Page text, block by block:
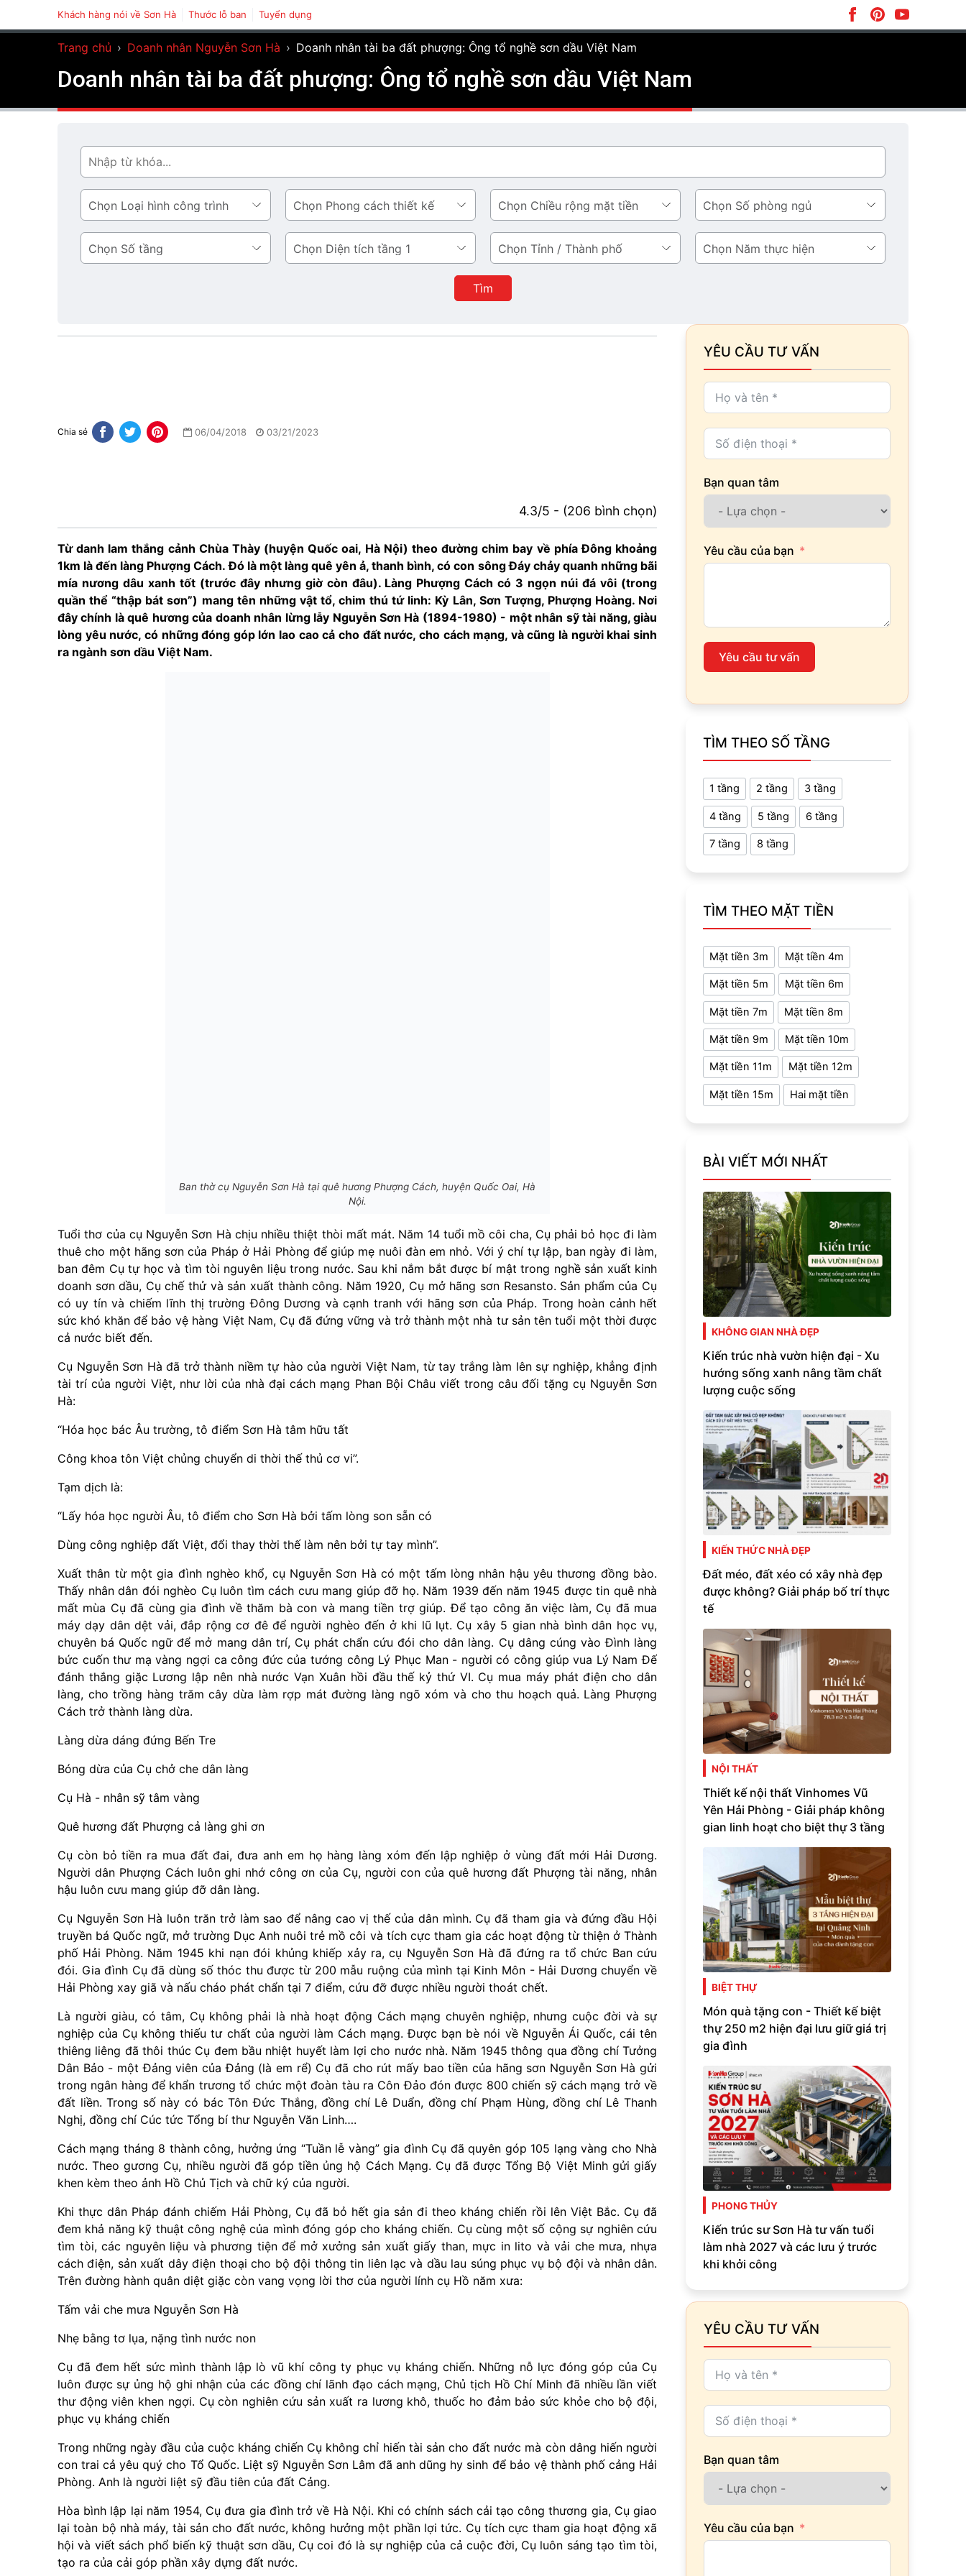
Khách hàng nói về Sơn Hà Thước lỗ ban Tuyển dụng
Trang chủ › Doanh nhân Nguyễn Sơn Hà › Doanh nhân tài ba đất phượng: Ông tổ nghề sơn dầu Việt Nam
Doanh nhân tài ba đất phượng: Ông tổ nghề sơn dầu Việt Nam
Tìm
Loại
hình
công
trình
Phong
cách
thiết
kế
Chiều
rộng
mặt
tiền
Số
phòng
ngủ
Số
tầng
Diện
tích
Tỉnh
/
Thành
phố
Năm
thực
Tìm
Chia sẻ 06/04/2018 03/21/2023
4.3/5 - (206 bình chọn)
Từ danh lam thắng cảnh Chùa Thày (huyện Quốc oai, Hà Nội) theo đường chim bay về phía Đông khoảng
1km là đến làng Phượng Cách. Đó là một làng quê yên ả, thanh bình, có con sông Đáy chảy quanh những bãi
mía nương dâu xanh tốt (trước đây nhưng giờ còn đâu). Làng Phượng Cách có 3 ngọn núi đá vôi (trong
quần thể “thập bát sơn”) mang tên những vật tổ, chim thú tứ linh: Kỳ Lân, Sơn Tượng, Phượng Hoàng. Nơi
đây chính là quê hương của doanh nhân lừng lẫy Nguyễn Sơn Hà (1894-1980) - một nhân sỹ tài năng, giàu
lòng yêu nước, có những đóng góp lớn lao cao cả cho đất nước, cho cách mạng, và cũng là người khai sinh
ra ngành sơn dầu Việt Nam.
Ban thờ cụ Nguyễn Sơn Hà tại quê hương Phượng Cách, huyện Quốc Oai, Hà
Nội.
Tuổi thơ của cụ Nguyễn Sơn Hà chịu nhiều thiệt thòi mất mát. Năm 14 tuổi mồ côi cha, Cụ phải bỏ học đi làm
thuê cho một hãng sơn của Pháp ở Hải Phòng để giúp mẹ nuôi đàn em nhỏ. Với ý chí tự lập, ban ngày đi làm,
ban đêm Cụ tự học và tìm tòi nguyên liệu trong nước. Sau khi nắm bắt được bí mật trong nghề sản xuất kinh
doanh sơn dầu, Cụ chế thử và sản xuất thành công. Năm 1920, Cụ mở hãng sơn Resansto. Sản phẩm của Cụ
có uy tín và chiếm lĩnh thị trường Đông Dương và cạnh tranh với hãng sơn của Pháp. Trong hoàn cảnh hết
sức khó khăn để bảo vệ hàng Việt Nam, Cụ đã đứng vững và trở thành một nhà tư sản tên tuổi một thời được
cả nước biết đến.
Cụ Nguyễn Sơn Hà đã trở thành niềm tự hào của người Việt Nam, từ tay trắng làm lên sự nghiệp, khẳng định
tài trí của người Việt, như lời của nhà đại cách mạng Phan Bội Châu viết trong câu đối tặng cụ Nguyễn Sơn
Hà:
“Hóa học bác Âu trường, tô điểm Sơn Hà tâm hữu tất
Công khoa tôn Việt chủng chuyển di thời thế thủ cơ vi”.
Tạm dịch là:
“Lấy hóa học người Âu, tô điểm cho Sơn Hà bởi tấm lòng son sẵn có
Dùng công nghiệp đất Việt, đổi thay thời thế làm nên bởi tự tay mình”.
Xuất thân từ một gia đình nghèo khổ, cụ Nguyễn Sơn Hà có một tấm lòng nhân hậu yêu thương đồng bào.
Thấy nhân dân đói nghèo Cụ luôn tìm cách cưu mang giúp đỡ họ. Năm 1939 đến năm 1945 được tin quê nhà
mất mùa Cụ đã cùng gia đình về thăm bà con và mang tiền trợ giúp. Để tạo công ăn việc làm, Cụ đã mua
máy dạy dân dệt vải, đắp rộng cơ đê để người nghèo đến ở khi lũ lụt. Cụ xây 5 gian nhà bình dân học vụ,
chuyên bá Quốc ngữ để mở mang dân trí, Cụ phát chẩn cứu đói cho dân làng. Cụ dâng cúng vào Đình làng
bức cuốn thư mạ vàng ngợi ca công đức của tướng công Lý Phục Man - người có công giúp vua Lý Nam Đế
đánh thắng giặc Lương lập nên nhà nước Vạn Xuân hồi đầu thế kỷ thứ VI. Cụ mua máy phát điện cho dân
làng, cho trồng hàng trăm cây dừa làm rợp mát đường làng ngõ xóm và cho thu hoạch quả. Làng Phượng
Cách trở thành làng dừa.
Làng dừa dáng đứng Bến Tre
Bóng dừa của Cụ chở che dân làng
Cụ Hà - nhân sỹ tâm vàng
Quê hương đất Phượng cả làng ghi ơn
Cụ còn bỏ tiền ra mua đất đai, đưa anh em họ hàng làng xóm đến lập nghiệp ở vùng đất mới Hải Dương.
Người dân Phượng Cách luôn ghi nhớ công ơn của Cụ, người con của quê hương đất Phượng tài năng, nhân
hậu luôn cưu mang giúp đỡ dân làng.
Cụ Nguyễn Sơn Hà luôn trăn trở làm sao để nâng cao vị thế của dân mình. Cụ đã tham gia và đứng đầu Hội
truyền bá Quốc ngữ, mở trường Dục Anh nuôi trẻ mồ côi và tích cực tham gia các hoạt động từ thiện ở Thành
phố Hải Phòng. Năm 1945 khi nạn đói khủng khiếp xảy ra, cụ Nguyễn Sơn Hà đã đứng ra tổ chức Ban cứu
đói. Gia đình Cụ đã dùng số thóc thu được từ 200 mẫu ruộng của mình tại Kinh Môn - Hải Dương chuyển về
Hải Phòng xay giã và nấu cháo phát chẩn tại 7 điểm, cứu đỡ được nhiều người thoát chết.
Là người giàu, có tâm, Cụ không phải là nhà hoạt động Cách mạng chuyên nghiệp, nhưng cuộc đời và sự
nghiệp của Cụ không thiếu tư chất của người làm Cách mạng. Được bạn bè nói về Nguyễn Ái Quốc, cái tên
thiêng liêng đã thôi thúc Cụ đem bầu nhiệt huyết làm lợi cho nước nhà. Năm 1945 thông qua đồng chí Tưởng
Dân Bảo - một Đảng viên của Đảng (là em rể) Cụ đã cho rút mấy bao tiền của hãng sơn Nguyễn Sơn Hà gửi
trong ngân hàng để khẩn trương tổ chức một đoàn tàu ra Côn Đảo đón được 800 chiến sỹ cách mạng trở về
đất liền. Trong số này có bác Tôn Đức Thắng, đồng chí Lê Duẩn, đồng chí Phạm Hùng, đồng chí Lê Thanh
Nghị, đồng chí Cúc tức Tổng bí thư Nguyễn Văn Linh….
Cách mạng tháng 8 thành công, hưởng ứng “Tuần lễ vàng” gia đình Cụ đã quyên góp 105 lạng vàng cho Nhà
nước. Theo gương Cụ, nhiều người đã góp tiền ủng hộ Cách Mạng. Cụ đã được Tổng Bộ Việt Minh gửi giấy
khen kèm theo ảnh Hồ Chủ Tịch và chữ ký của người.
Khi thực dân Pháp đánh chiếm Hải Phòng, Cụ đã bỏ hết gia sản đi theo kháng chiến rồi lên Việt Bắc. Cụ đã
đem khả năng kỹ thuật công nghệ của mình đóng góp cho kháng chiến. Cụ cùng một số cộng sự nghiên cứu
tìm tòi, các nguyên liệu và phương tiện để mở xưởng sản xuất giấy than, mực in lito và vải che mưa, nhựa
cách điện, sản xuất dây điện thoại cho bộ đội thông tin liên lạc và dầu lau súng phục vụ bộ đội và nhân dân.
Trên đường hành quân diệt giặc còn vang vọng lời thơ của người lính cụ Hồ năm xưa:
Tấm vải che mưa Nguyễn Sơn Hà
Nhẹ bằng tơ lụa, nặng tình nước non
Cụ đã đem hết sức mình thành lập lò vũ khí công ty phục vụ kháng chiến. Những nỗ lực đóng góp của Cụ
luôn được sự ủng hộ ghi nhận của các đồng chí lãnh đạo cách mạng, Chủ tịch Hồ Chí Minh đã nhiều lần viết
thư động viên khen ngợi. Cụ còn nghiên cứu sản xuất ra lương khô, thuốc ho đảm bảo sức khỏe cho bộ đội,
phục vụ kháng chiến
Trong những ngày đầu của cuộc kháng chiến Cụ không chỉ hiến tài sản cho đất nước mà còn dâng hiến người
con trai cả yêu quý cho Tổ Quốc. Liệt sỹ Nguyễn Sơn Lâm đã anh dũng hy sinh để bảo vệ thành phố cảng Hải
Phòng. Anh là người liệt sỹ đầu tiên của đất Cảng.
Hòa bình lập lại năm 1954, Cụ đưa gia đình trở về Hà Nội. Khi có chính sách cải tạo công thương gia, Cụ giao
lại toàn bộ nhà máy, tài sản cho đất nước, không hưởng một phần lợi tức. Cụ tích cực tham gia hoạt động xã
hội và viết sách phổ biến kỹ thuật sơn dầu, Cụ coi đó là sự nghiệp của cả cuộc đời, Cụ luôn sáng tạo tìm tòi,
tạo ra của cải góp phần xây dựng đất nước.
YÊU CẦU TƯ VẤN
Bạn quan tâm
Yêu cầu của bạn
Yêu cầu tư vấn
TÌM THEO SỐ TẦNG
1 tầng 2 tầng 3 tầng
4 tầng 5 tầng 6 tầng
7 tầng 8 tầng
TÌM THEO MẶT TIỀN
Mặt tiền 3m Mặt tiền 4m
Mặt tiền 5m Mặt tiền 6m
Mặt tiền 7m Mặt tiền 8m
Mặt tiền 9m Mặt tiền 10m
Mặt tiền 11m Mặt tiền 12m
Mặt tiền 15m Hai mặt tiền
BÀI VIẾT MỚI NHẤT
KHÔNG GIAN NHÀ ĐẸP
Kiến trúc nhà vườn hiện đại - Xu
hướng sống xanh nâng tầm chất
lượng cuộc sống
KIẾN THỨC NHÀ ĐẸP
Đất méo, đất xéo có xây nhà đẹp
được không? Giải pháp bố trí thực
tế
NỘI THẤT
Thiết kế nội thất Vinhomes Vũ
Yên Hải Phòng - Giải pháp không
gian linh hoạt cho biệt thự 3 tầng
BIỆT THỰ
Món quà tặng con - Thiết kế biệt
thự 250 m2 hiện đại lưu giữ giá trị
gia đình
PHONG THỦY
Kiến trúc sư Sơn Hà tư vấn tuổi
làm nhà 2027 và các lưu ý trước
khi khởi công
YÊU CẦU TƯ VẤN
Bạn quan tâm
Yêu cầu của bạn